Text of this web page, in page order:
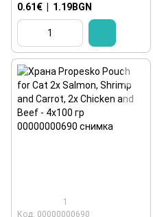
0.61€ 1.19BGN
1
Код: 00000000690